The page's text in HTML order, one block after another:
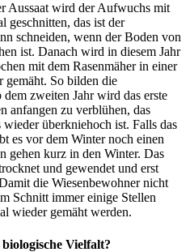
Aussaat wird der Aufwuchs mit
geschnitten, das ist der
schneiden, wenn der Boden von
ist. Danach wird in diesem Jahr
mit dem Rasenmäher in einer
gemäht. So bilden die
zweiten Jahr wird das erste
anfangen zu verblühen, das
überkniehoch ist. Falls das
es vor dem Winter noch einen
gehen kurz in den Winter. Das
und gewendet und erst
die Wiesenbewohner nicht
Schnitt immer einige Stellen
wieder gemäht werden.
Vielfalt?